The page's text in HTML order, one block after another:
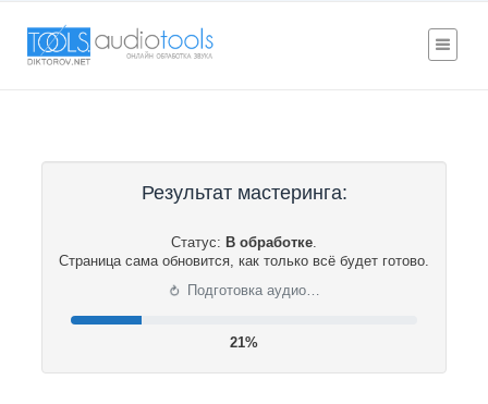
Результат мастеринга:
Статус: В обработке.
Страница сама обновится, как только всё будет готово.
⟳ Подготовка аудио…
21%